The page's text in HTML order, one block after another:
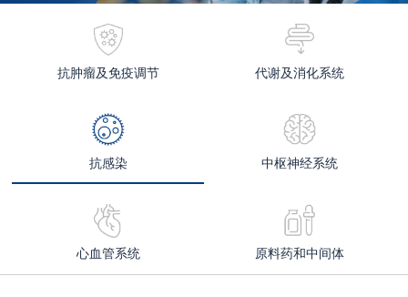
抗肿瘤及免疫调节 代谢及消化系统
抗感染 中枢神经系统
心血管系统 原料药和中间体